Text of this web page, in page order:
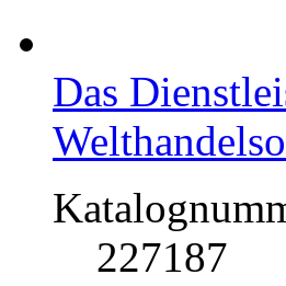
Das
227187